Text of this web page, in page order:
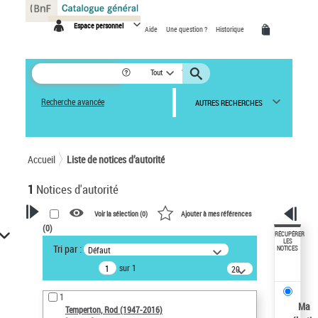
Espace personnel Aide Une question ? Historique
Tout
Recherche avancée AUTRES RECHERCHES
Accueil Liste de notices d’autorité
1 Notices d'autorité
VOTRE RECHERCHE
Recherche avancée dans les
notices d’autorité
Œuvres liées à l'auteur :
Temperton, Rod (1947-2016)
Voir la sélection (0) Ajouter à mes références
(0)
Tri par : Défaut
sur 1
20
résultats/page
1
Temperton, Rod (1947-2016)
RÉCUPÉRER
LES
NOTICES
Ma
Panneau de gestion des cookies